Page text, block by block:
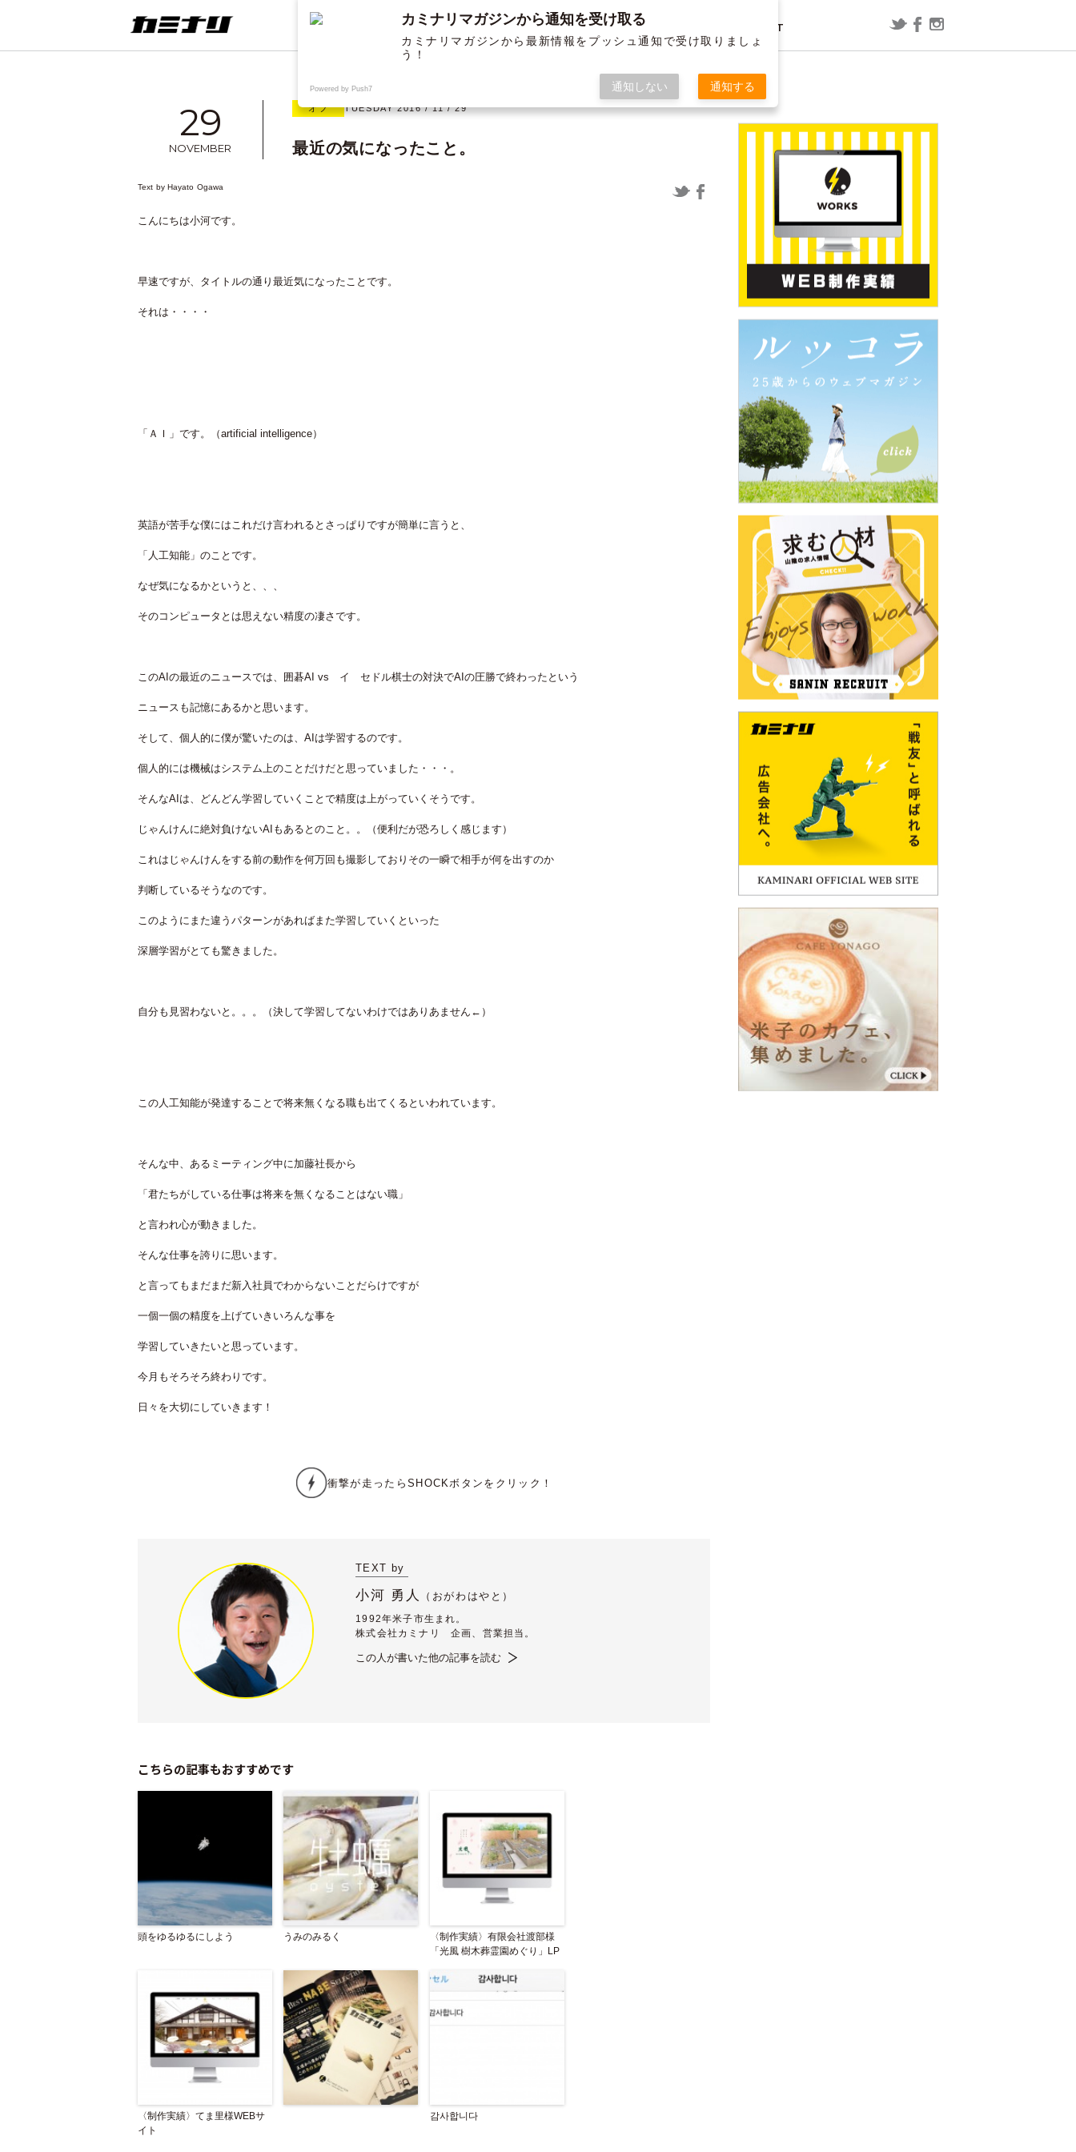
報センター様WEB
グラフィック
ConoHa WING用WordPressプラグ
インで「セッションの有効期限が切
れました」と表示される場合
してみた
ABOUT US SERVICE WORKS MEMBER CONTACT
29
NOVEMBER
オフ TUESDAY 2016 / 11 / 29
最近の気になったこと。
Text by Hayato Ogawa
こんにちは小河です。
早速ですが、タイトルの通り最近気になったことです。
それは・・・・
「ＡＩ」です。（artificial intelligence）
英語が苦手な僕にはこれだけ言われるとさっぱりですが簡単に言うと、
「人工知能」のことです。
なぜ気になるかというと、、、
そのコンピュータとは思えない精度の凄さです。
このAIの最近のニュースでは、囲碁AI vs イ セドル棋士の対決でAIの圧勝で終わったという
ニュースも記憶にあるかと思います。
そして、個人的に僕が驚いたのは、AIは学習するのです。
個人的には機械はシステム上のことだけだと思っていました・・・。
そんなAIは、どんどん学習していくことで精度は上がっていくそうです。
じゃんけんに絶対負けないAIもあるとのこと。。（便利だが恐ろしく感じます）
これはじゃんけんをする前の動作を何万回も撮影しておりその一瞬で相手が何を出すのか
判断しているそうなのです。
このようにまた違うパターンがあればまた学習していくといった
深層学習がとても驚きました。
自分も見習わないと。。。（決して学習してないわけではありあません←）
この人工知能が発達することで将来無くなる職も出てくるといわれています。
そんな中、あるミーティング中に加藤社長から
「君たちがしている仕事は将来を無くなることはない職」
と言われ心が動きました。
そんな仕事を誇りに思います。
と言ってもまだまだ新入社員でわからないことだらけですが
一個一個の精度を上げていきいろんな事を
学習していきたいと思っています。
今月もそろそろ終わりです。
日々を大切にしていきます！
TEXT by
小河 勇人 （ おがわはやと）
1992年米子市生まれ。
株式会社カミナリ 企画、営業担当。
この人が書いた他の記事を読む
こちらの記事もおすすめです
頭をゆるゆるにしよう うみのみるく
〈制作実績〉有限会社渡部様
「光風 樹木葬霊園めぐり」LP
〈制作実績〉てま里様WEBサ
イト
감사합니다
カミナリマガジンから通知を受け取る
カミナリマガジンから最新情報をプッシュ通知で受け取りましょ
う！
Powered by Push7 通知しない 通知する